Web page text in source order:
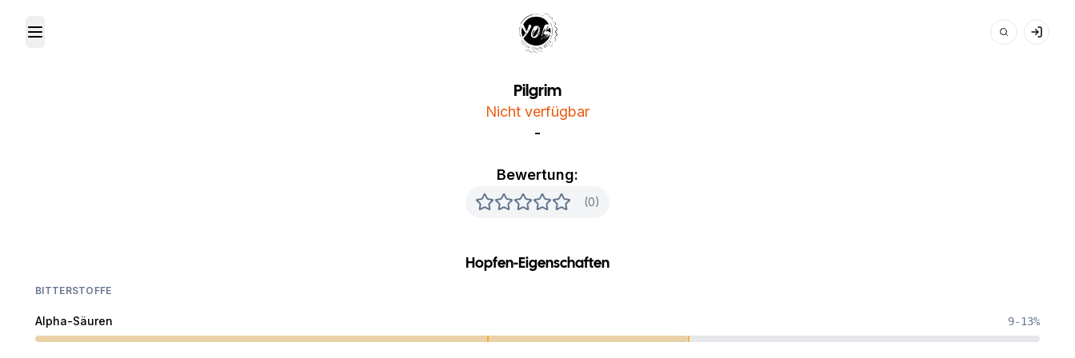
Toggle Menu Your Own Beer
Pilgrim
Bewertung:
(0)
Nicht verfügbar
-
Hopfen-Eigenschaften
BITTERSTOFFE
Alpha-Säuren 9-13%